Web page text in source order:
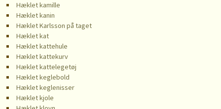
Hæklet kamille
Hæklet kanin
Hæklet Karlsson på taget
Hæklet kat
Hæklet kattehule
Hæklet kattekurv
Hæklet kattelegetøj
Hæklet keglebold
Hæklet keglenisser
Hæklet kjole